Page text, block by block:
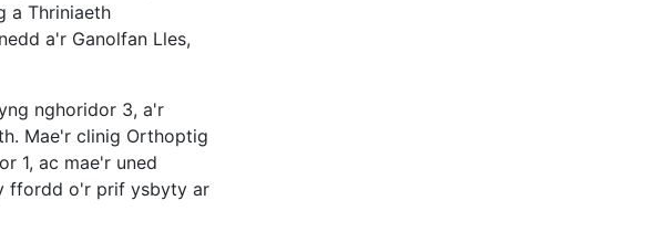
a Thriniaeth
a'r Ganolfan Lles,
nghoridor 3, a'r
Mae'r clinig Orthoptig
1, ac mae'r uned
ffordd o'r prif ysbyty ar